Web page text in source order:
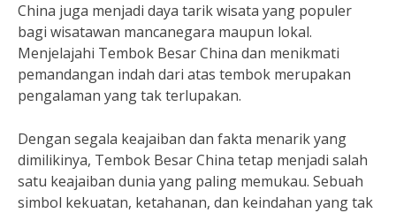
China juga menjadi daya tarik wisata yang populer
bagi wisatawan mancanegara maupun lokal.
Menjelajahi Tembok Besar China dan menikmati
pemandangan indah dari atas tembok merupakan
pengalaman yang tak terlupakan.
Dengan segala keajaiban dan fakta menarik yang
dimilikinya, Tembok Besar China tetap menjadi salah
satu keajaiban dunia yang paling memukau. Sebuah
simbol kekuatan, ketahanan, dan keindahan yang tak